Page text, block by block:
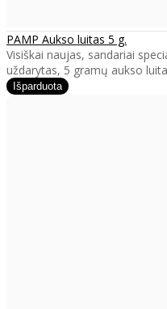
PAMP Aukso luitas 5 g.
Visiškai naujas, sandariai
uždarytas, 5 gramų aukso